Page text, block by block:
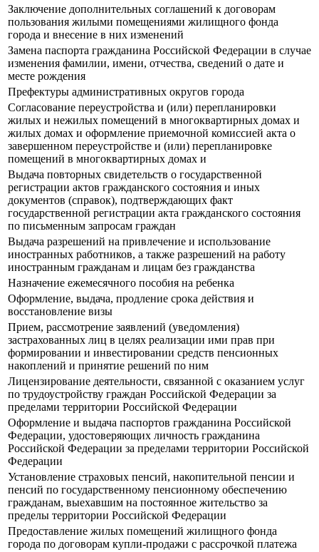
Заключение дополнительных соглашений к договорам
пользования жилыми помещениями жилищного фонда
города и внесение в них изменений
Замена паспорта гражданина Российской Федерации в случае
изменения фамилии, имени, отчества, сведений о дате и
месте рождения
Префектуры административных округов города
Согласование переустройства и (или) перепланировки
жилых и нежилых помещений в многоквартирных домах и
жилых домах и оформление приемочной комиссией акта о
завершенном переустройстве и (или) перепланировке
помещений в многоквартирных домах и
Выдача повторных свидетельств о государственной
регистрации актов гражданского состояния и иных
документов (справок), подтверждающих факт
государственной регистрации акта гражданского состояния
по письменным запросам граждан
Выдача разрешений на привлечение и использование
иностранных работников, а также разрешений на работу
иностранным гражданам и лицам без гражданства
Назначение ежемесячного пособия на ребенка
Оформление, выдача, продление срока действия и
восстановление визы
Прием, рассмотрение заявлений (уведомления)
застрахованных лиц в целях реализации ими прав при
формировании и инвестировании средств пенсионных
накоплений и принятие решений по ним
Лицензирование деятельности, связанной с оказанием услуг
по трудоустройству граждан Российской Федерации за
пределами территории Российской Федерации
Оформление и выдача паспортов гражданина Российской
Федерации, удостоверяющих личность гражданина
Российской Федерации за пределами территории Российской
Федерации
Установление страховых пенсий, накопительной пенсии и
пенсий по государственному пенсионному обеспечению
гражданам, выехавшим на постоянное жительство за
пределы территории Российской Федерации
Предоставление жилых помещений жилищного фонда
города по договорам купли-продажи с рассрочкой платежа